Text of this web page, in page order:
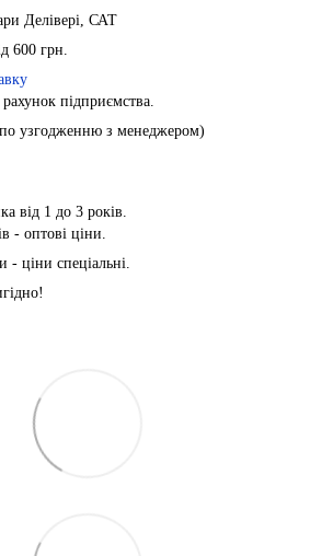
Делівері, САТ
600 грн.
підприємства.
узгодженню з менеджером)
від 1 до 3 років.
- оптові ціни.
ціни спеціальні.